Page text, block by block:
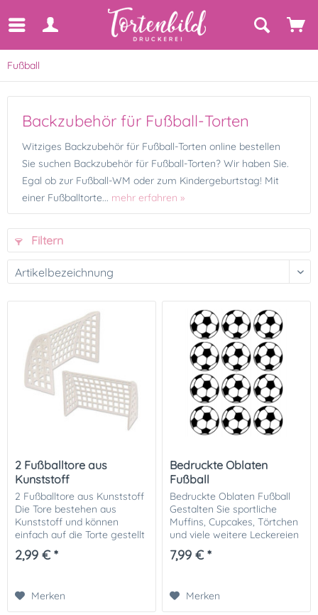
Fußball
Backzubehör für Fußball-Torten
Witziges Backzubehör für Fußball-Torten online bestellen
Sie suchen Backzubehör für Fußball-Torten? Wir haben Sie.
Egal ob zur Fußball-WM oder zum Kindergeburtstag! Mit
einer Fußballtorte... mehr erfahren »
Filtern
2 Fußballtore aus
Kunststoff
2 Fußballtore aus Kunststoff
Die Tore bestehen aus
Kunststoff und können
einfach auf die Torte gestellt
werden. Passende
Fußballfeld Tortenaufleger
2,99 € *
Merken
Bedruckte Oblaten
Fußball
Bedruckte Oblaten Fußball
Gestalten Sie sportliche
Muffins, Cupcakes, Törtchen
und viele weitere Leckereien
mit diesen Fußball Oblaten.
Unsere bedruckten
7,99 € *
Merken